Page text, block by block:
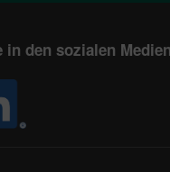
in den sozialen